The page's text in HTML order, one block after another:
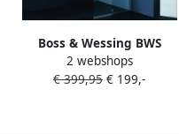
Boss & Wessing BWS
Douchewand Athena 8mm |
Middenband | Nano Coating
2 webshops
€ 399,95 € 199,-